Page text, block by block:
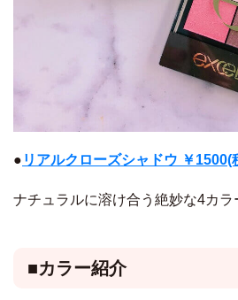
● リアルクローズシャドウ ￥1500(
ナチュラルに溶け合う絶妙な4カラ
■カラー紹介